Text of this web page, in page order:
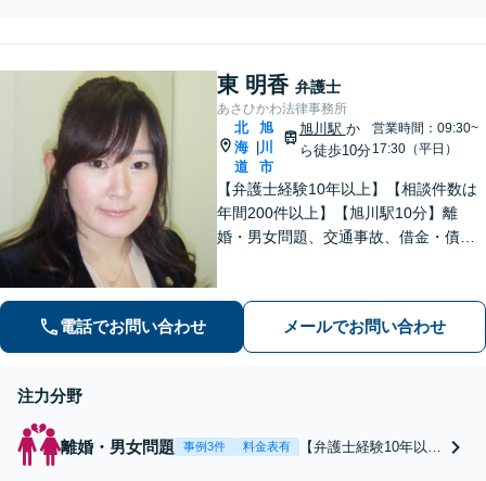
たいなど、可能な限りとはなり
いたします。
東 明香 弁護士
あさひかわ法律事務所
北
海
道
旭
川
市
旭川駅 か
ら徒歩10分
営業時間：09:30~
17:30（平日）
【弁護士経験10年以上】【相談件数は
年間200件以上】【旭川駅10分】離
婚・男女問題、交通事故、借金・債務
くりお伺いすること。お気軽にご相談
ください【初回40分無料相談】
電話でお問い合わせ メールでお問い合わせ
注力分野
離婚・男女問題 事例3件 料金表有
【弁護士経験10年以